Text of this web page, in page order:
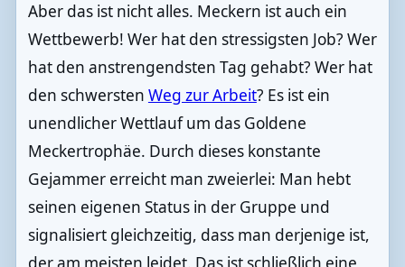
Aber das ist nicht alles. Meckern ist auch ein
Wettbewerb! Wer hat den stressigsten Job? Wer
hat den anstrengendsten Tag gehabt? Wer hat
den schwersten Weg zur Arbeit? Es ist ein
unendlicher Wettlauf um das Goldene
Meckertrophäe. Durch dieses konstante
Gejammer erreicht man zweierlei: Man hebt
seinen eigenen Status in der Gruppe und
signalisiert gleichzeitig, dass man derjenige ist,